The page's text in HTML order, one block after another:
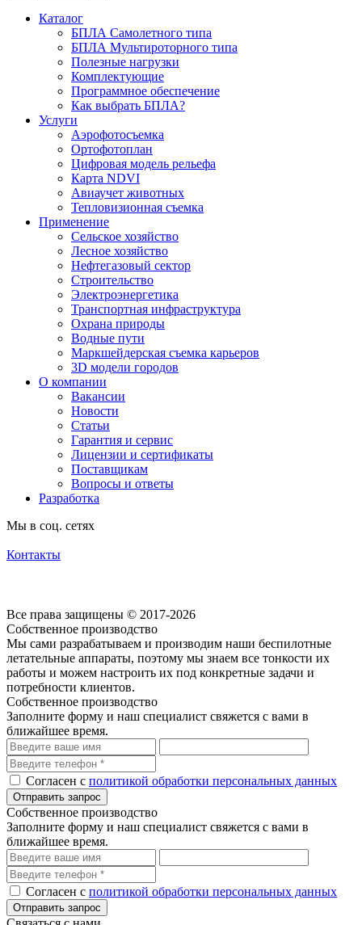
Каталог
БПЛА Самолетного типа
БПЛА Мультироторного типа
Полезные нагрузки
Комплектующие
Программное обеспечение
Как выбрать БПЛА?
Услуги
Аэрофотосъемка
Ортофотоплан
Цифровая модель рельефа
Карта NDVI
Авиаучет животных
Тепловизионная съемка
Применение
Сельское хозяйство
Лесное хозяйство
Нефтегазовый сектор
Строительство
Электроэнергетика
Транспортная инфраструктура
Охрана природы
Водные пути
Маркшейдерская съемка карьеров
3D модели городов
О компании
Вакансии
Новости
Статьи
Гарантия и сервис
Лицензии и сертификаты
Поставщикам
Вопросы и ответы
Разработка
Мы в соц. сетях
Контакты
Все права защищены © 2017-2026
Собственное производство
Мы сами разрабатываем и производим наши беспилотные
летательные аппараты, поэтому мы знаем все тонкости их
работы и можем настроить их под конкретные задачи и
потребности клиентов.
Собственное производство
Заполните форму и наш специалист свяжется с вами в
ближайшее время.
Согласен с политикой обработки персональных данных
Собственное производство
Заполните форму и наш специалист свяжется с вами в
ближайшее время.
Согласен с политикой обработки персональных данных